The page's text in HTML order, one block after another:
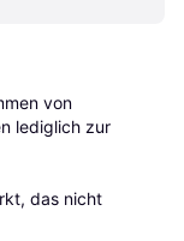
von
lediglich zur
das nicht